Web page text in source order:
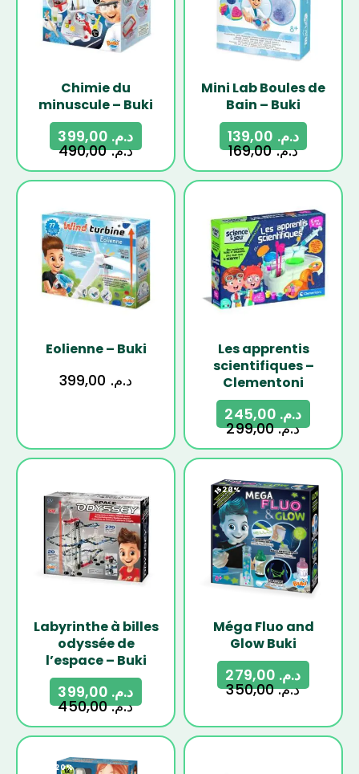
Chimie du
minuscule – Buki
د.م.490,00
د.م.
Mini Lab Boules de
Bain – Buki
د.م.169,00
د.م.
Eolienne – Buki
د.م.
Les apprentis
scientifiques –
Clementoni
د.م.299,00
د.م.
-11%
Labyrinthe à billes
odyssée de
l’espace – Buki
د.م.450,00
د.م.
-20%
Méga Fluo and
Glow Buki
د.م.350,00
د.م.
-20%